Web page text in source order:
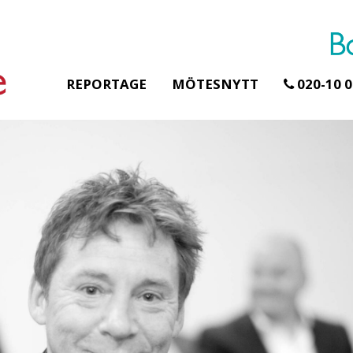
REPORTAGE MÖTESNYTT 020-10
Erbjudande från Åhus Seaside
SPA & Konferens
Åhus Seaside Take
Over erbjudande
Ta över ett helt hotell. På
stranden i Åhus. För grupper
erbjuder vi en full abonnering
av Åhus Seaside SPA &
Konferens. Under er vistelse är
hela hotellet ert ...
konferensdagar med
övernattning i privat
minuter från
bokar vårt